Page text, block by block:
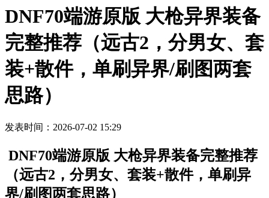
DNF70端游原版 大枪异界装备
完整推荐（远古2，分男女、套
装+散件，单刷异界/刷图两套
思路）
发表时间：2026-07-02 15:29
DNF70端游原版 大枪异界装备完整推荐
（远古2，分男女、套装+散件，单刷异
界/刷图两套思路）